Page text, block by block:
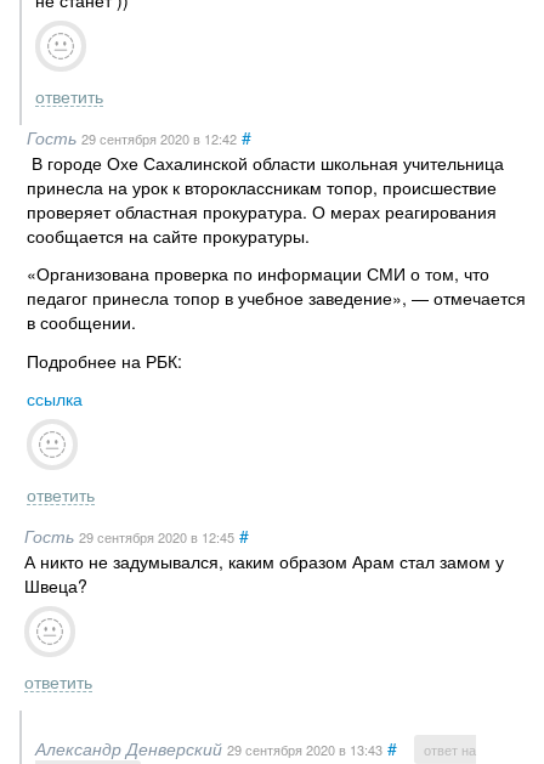
ответить
Гость 29 сентября 2020в 12:42 #
В городе Охе Сахалинской области школьная учительница
принесла на урок к второклассникам топор, происшествие
проверяет областная прокуратура. О мерах реагирования
сообщается на сайте прокуратуры.
«Организована проверка по информации СМИ о том, что
педагог принесла топор в учебное заведение», — отмечается
в сообщении.
Подробнее на РБК:
ссылка
ответить
Гость 29 сентября 2020в 12:45 #
А никто не задумывался, каким образом Арам стал замом у
Швеца?
ответить
Александр Денверский 29 сентября 2020в 13:43 #
ответ на